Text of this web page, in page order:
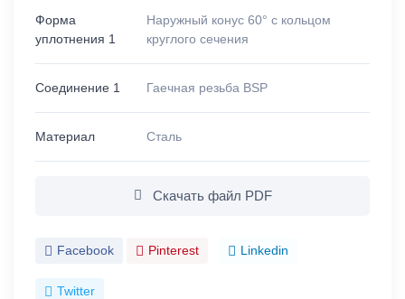
Форма
уплотнения 1
Наружный конус 60° с кольцом
круглого сечения
Соединение 1 Гаечная резьба BSP
Материал Сталь
Скачать файл PDF
Facebook Pinterest Linkedin
Twitter